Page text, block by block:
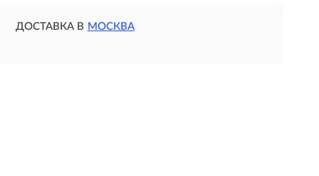
ДОСТАВКА В МОСКВА